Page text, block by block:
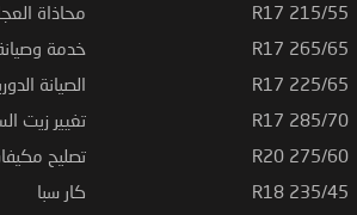
215/55 R17
265/65 R17
225/65 R17
285/70 R17
275/60 R20
235/45 R18
محاذاة
خدمة
الصيانة
تغيير زيت
تصليح
كار سبا